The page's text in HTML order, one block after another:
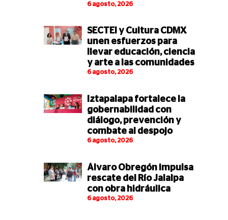
6 agosto, 2026
SECTEI y Cultura CDMX
unen esfuerzos para
llevar educación, ciencia
y arte a las comunidades
6 agosto, 2026
Iztapalapa fortalece la
gobernabilidad con
diálogo, prevención y
combate al despojo
6 agosto, 2026
Álvaro Obregón impulsa
rescate del Río Jalalpa
con obra hidráulica
6 agosto, 2026